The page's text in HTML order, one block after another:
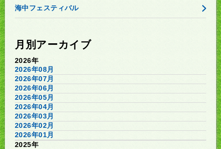
海中フェスティバル
月別アーカイブ
2026年
2026年08月
2026年07月
2026年06月
2026年05月
2026年04月
2026年03月
2026年02月
2026年01月
2025年